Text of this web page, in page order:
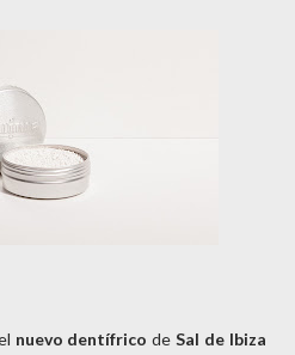
nuevo dentífrico de Sal de Ibiza